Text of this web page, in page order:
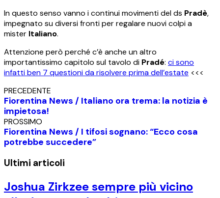
In questo senso vanno i continui movimenti del ds Pradè,
impegnato su diversi fronti per regalare nuovi colpi a
mister Italiano.
Attenzione però perché c’è anche un altro
importantissimo capitolo sul tavolo di Pradé: ci sono
infatti ben 7 questioni da risolvere prima dell’estate <<<
PRECEDENTE
Fiorentina News / Italiano ora trema: la notizia è
impietosa!
PROSSIMO
Fiorentina News / I tifosi sognano: “Ecco cosa
potrebbe succedere”
Ultimi articoli
Joshua Zirkzee sempre più vicino